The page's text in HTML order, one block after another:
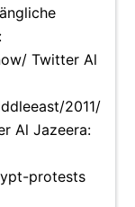
Twitter Al
2011/
Al Jazeera:
protests